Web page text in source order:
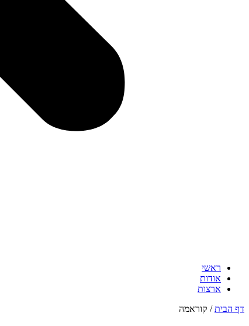
ראשי
אודות
ארצות
דף הבית/ קוראמה